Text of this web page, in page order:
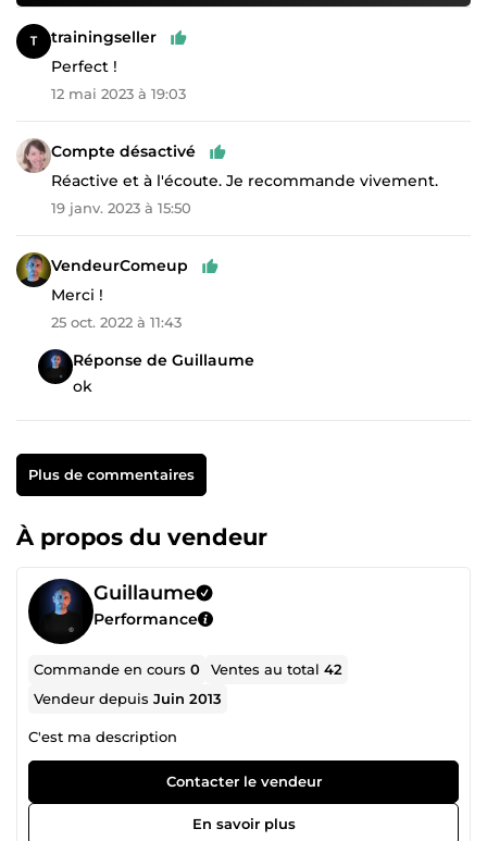
trainingseller
Perfect !
12 mai 2023 à 19:03
Compte désactivé
Réactive et à l'écoute. Je recommande vivement.
19 janv. 2023 à 15:50
VendeurComeup
Merci !
25 oct. 2022 à 11:43
Réponse de Guillaume
ok
Plus de commentaires
À propos du vendeur
Guillaume
Performance
Commande en cours0 Ventes au total42
Vendeur depuisJuin 2013
C'est ma description
Contacter le vendeur
En savoir plus